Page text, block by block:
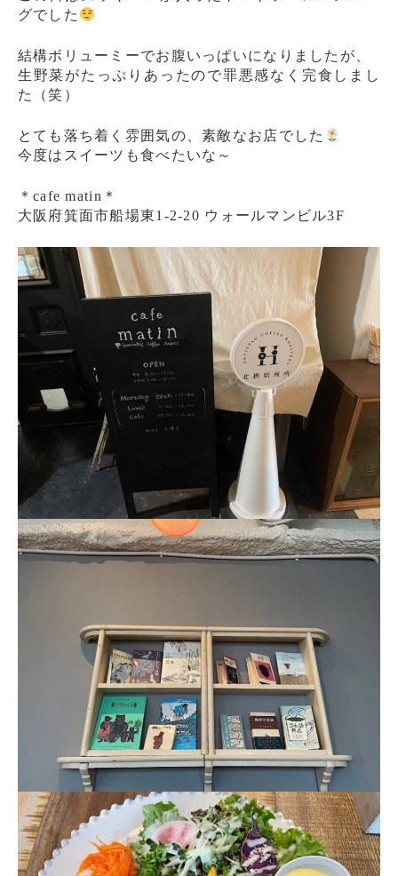
グでした
結構ボリューミーでお腹いっぱいになりましたが、
生野菜がたっぷりあったので罪悪感なく完食しまし
た（笑）
とても落ち着く雰囲気の、素敵なお店でした
今度はスイーツも食べたいな～
＊cafe matin＊
大阪府箕面市船場東1-2-20 ウォールマンビル3F